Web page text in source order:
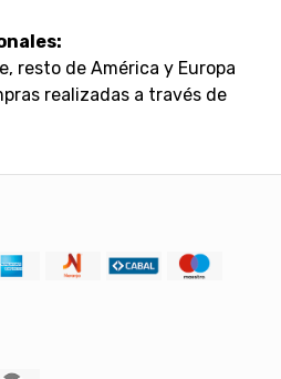
resto de América y Europa
realizadas a través de